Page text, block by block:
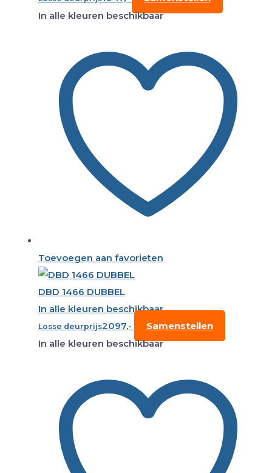
In alle kleuren beschikbaar
Toevoegen aan favorieten
DBD 1466 DUBBEL
In alle kleuren beschikbaar
Losse deurprijs2097,-
Samenstellen
In alle kleuren beschikbaar